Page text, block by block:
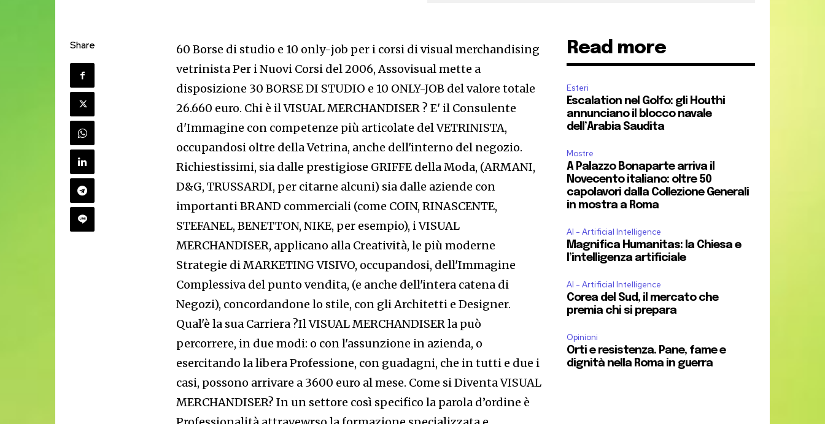
Share
60 Borse di studio e 10 only-job per i corsi di visual merchandising
vetrinista Per i Nuovi Corsi del 2006, Assovisual mette a
disposizione 30 BORSE DI STUDIO e 10 ONLY-JOB del valore totale
26.660 euro. Chi è il VISUAL MERCHANDISER ? E' il Consulente
d'Immagine con competenze più articolate del VETRINISTA,
occupandosi oltre della Vetrina, anche dell'interno del negozio.
Richiestissimi, sia dalle prestigiose GRIFFE della Moda, (ARMANI,
D&G, TRUSSARDI, per citarne alcuni) sia dalle aziende con
importanti BRAND commerciali (come COIN, RINASCENTE,
STEFANEL, BENETTON, NIKE, per esempio), i VISUAL
MERCHANDISER, applicano alla Creatività, le più moderne
Strategie di MARKETING VISIVO, occupandosi, dell'Immagine
Complessiva del punto vendita, (e anche dell'intera catena di
Negozi), concordandone lo stile, con gli Architetti e Designer.
Qual'è la sua Carriera ?Il VISUAL MERCHANDISER la può
percorrere, in due modi: o con l'assunzione in azienda, o
esercitando la libera Professione, con guadagni, che in tutti e due i
casi, possono arrivare a 3600 euro al mese. Come si Diventa VISUAL
MERCHANDISER? In un settore così specifico la parola d’ordine è
Read more
Esteri
Escalation nel Golfo: gli Houthi
annunciano il blocco navale
dell’Arabia Saudita
Mostre
A Palazzo Bonaparte arriva il
Novecento italiano: oltre 50
capolavori dalla Collezione Generali
in mostra a Roma
AI - Artificial Intelligence
Magnifica Humanitas: la Chiesa e
l’intelligenza artificiale
AI - Artificial Intelligence
Corea del Sud, il mercato che
premia chi si prepara
Opinioni
Orti e resistenza. Pane, fame e
dignità nella Roma in guerra